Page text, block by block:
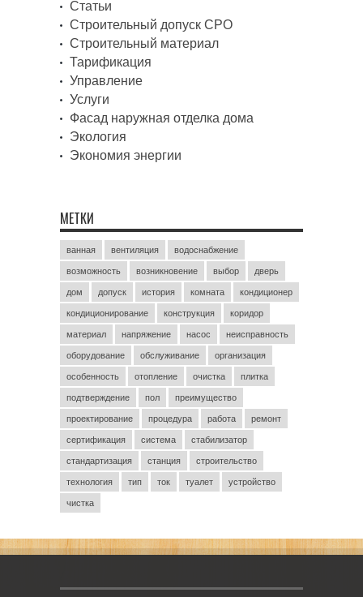
Статьи
Строительный допуск СРО
Строительный материал
Тарификация
Управление
Услуги
Фасад наружная отделка дома
Экология
Экономия энергии
МЕТКИ
ванная вентиляция водоснабжение
возможность возникновение выбор дверь
дом допуск история комната кондиционер
кондиционирование конструкция коридор
материал напряжение насос неисправность
оборудование обслуживание организация
особенность отопление очистка плитка
подтверждение пол преимущество
проектирование процедура работа ремонт
сертификация система стабилизатор
стандартизация станция строительство
технология тип ток туалет устройство
чистка